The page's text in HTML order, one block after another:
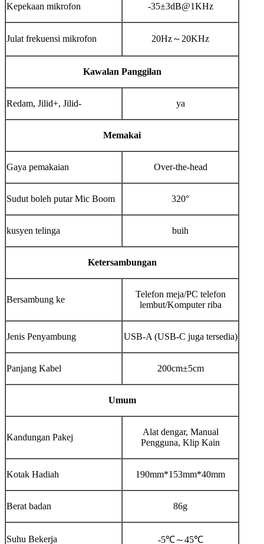
Kepekaan mikrofon -35±3dB@1KHz
Julat frekuensi mikrofon 20Hz～20KHz
Kawalan Panggilan
Redam, Jilid+, Jilid- ya
Memakai
Gaya pemakaian Over-the-head
Sudut boleh putar Mic Boom 320°
kusyen telinga buih
Ketersambungan
Bersambung ke
Telefon meja/PC telefon
lembut/Komputer riba
Jenis Penyambung USB-A (USB-C juga tersedia)
Panjang Kabel 200cm±5cm
Umum
Kandungan Pakej
Alat dengar, Manual
Pengguna, Klip Kain
Kotak Hadiah 190mm*153mm*40mm
Berat badan 86g
Suhu Bekerja -5℃～45℃